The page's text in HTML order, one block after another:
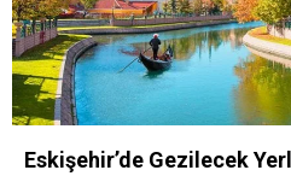
Eskişehir’de Gezilecek